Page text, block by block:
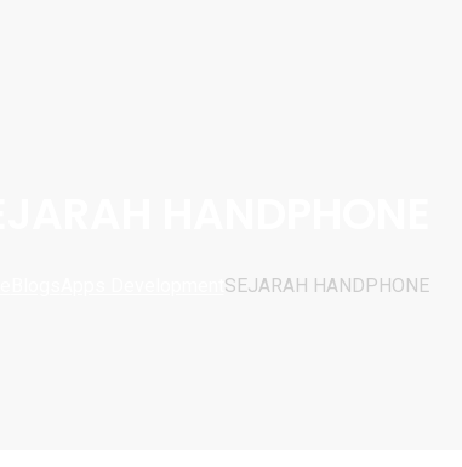
SEJARAH HANDPHONE